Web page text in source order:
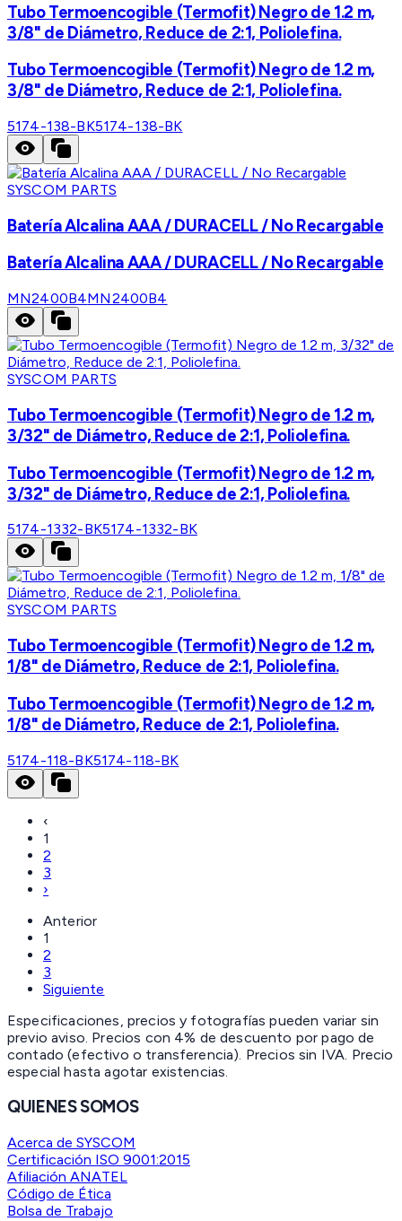
Tubo Termoencogible (Termofit) Negro de 1.2 m,
3/8" de Diámetro, Reduce de 2:1, Poliolefina.
Tubo Termoencogible (Termofit) Negro de 1.2 m,
3/8" de Diámetro, Reduce de 2:1, Poliolefina.
5174-138-BK5174-138-BK
SYSCOM PARTS
Batería Alcalina AAA / DURACELL / No Recargable
Batería Alcalina AAA / DURACELL / No Recargable
MN2400B4MN2400B4
SYSCOM PARTS
Tubo Termoencogible (Termofit) Negro de 1.2 m,
3/32" de Diámetro, Reduce de 2:1, Poliolefina.
Tubo Termoencogible (Termofit) Negro de 1.2 m,
3/32" de Diámetro, Reduce de 2:1, Poliolefina.
5174-1332-BK5174-1332-BK
SYSCOM PARTS
Tubo Termoencogible (Termofit) Negro de 1.2 m,
1/8" de Diámetro, Reduce de 2:1, Poliolefina.
Tubo Termoencogible (Termofit) Negro de 1.2 m,
1/8" de Diámetro, Reduce de 2:1, Poliolefina.
5174-118-BK5174-118-BK
‹
1
2
3
›
Anterior
1
2
3
Siguiente
Especificaciones, precios y fotografías pueden variar sin
previo aviso. Precios con 4% de descuento por pago de
contado (efectivo o transferencia). Precios sin IVA. Precio
especial hasta agotar existencias.
QUIENES SOMOS
Acerca de SYSCOM
Certificación ISO 9001:2015
Afiliación ANATEL
Código de Ética
Bolsa de Trabajo